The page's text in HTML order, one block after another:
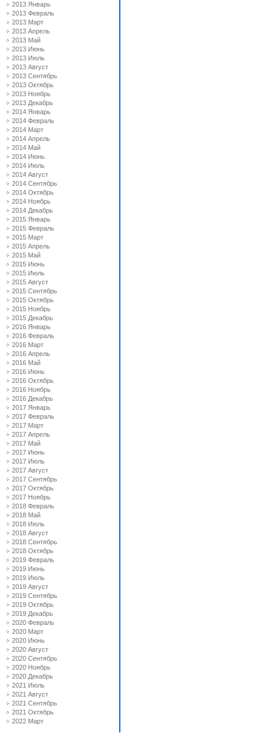
2013 Январь
2013 Февраль
2013 Март
2013 Апрель
2013 Май
2013 Июнь
2013 Июль
2013 Август
2013 Сентябрь
2013 Октябрь
2013 Ноябрь
2013 Декабрь
2014 Январь
2014 Февраль
2014 Март
2014 Апрель
2014 Май
2014 Июнь
2014 Июль
2014 Август
2014 Сентябрь
2014 Октябрь
2014 Ноябрь
2014 Декабрь
2015 Январь
2015 Февраль
2015 Март
2015 Апрель
2015 Май
2015 Июнь
2015 Июль
2015 Август
2015 Сентябрь
2015 Октябрь
2015 Ноябрь
2015 Декабрь
2016 Январь
2016 Февраль
2016 Март
2016 Апрель
2016 Май
2016 Июнь
2016 Октябрь
2016 Ноябрь
2016 Декабрь
2017 Январь
2017 Февраль
2017 Март
2017 Апрель
2017 Май
2017 Июнь
2017 Июль
2017 Август
2017 Сентябрь
2017 Октябрь
2017 Ноябрь
2018 Февраль
2018 Май
2018 Июль
2018 Август
2018 Сентябрь
2018 Октябрь
2019 Февраль
2019 Июнь
2019 Июль
2019 Август
2019 Сентябрь
2019 Октябрь
2019 Декабрь
2020 Февраль
2020 Март
2020 Июнь
2020 Август
2020 Сентябрь
2020 Ноябрь
2020 Декабрь
2021 Июль
2021 Август
2021 Сентябрь
2021 Октябрь
2022 Март